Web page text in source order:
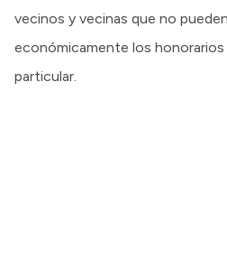
vecinos y vecinas que no
económicamente los honorarios
particular.